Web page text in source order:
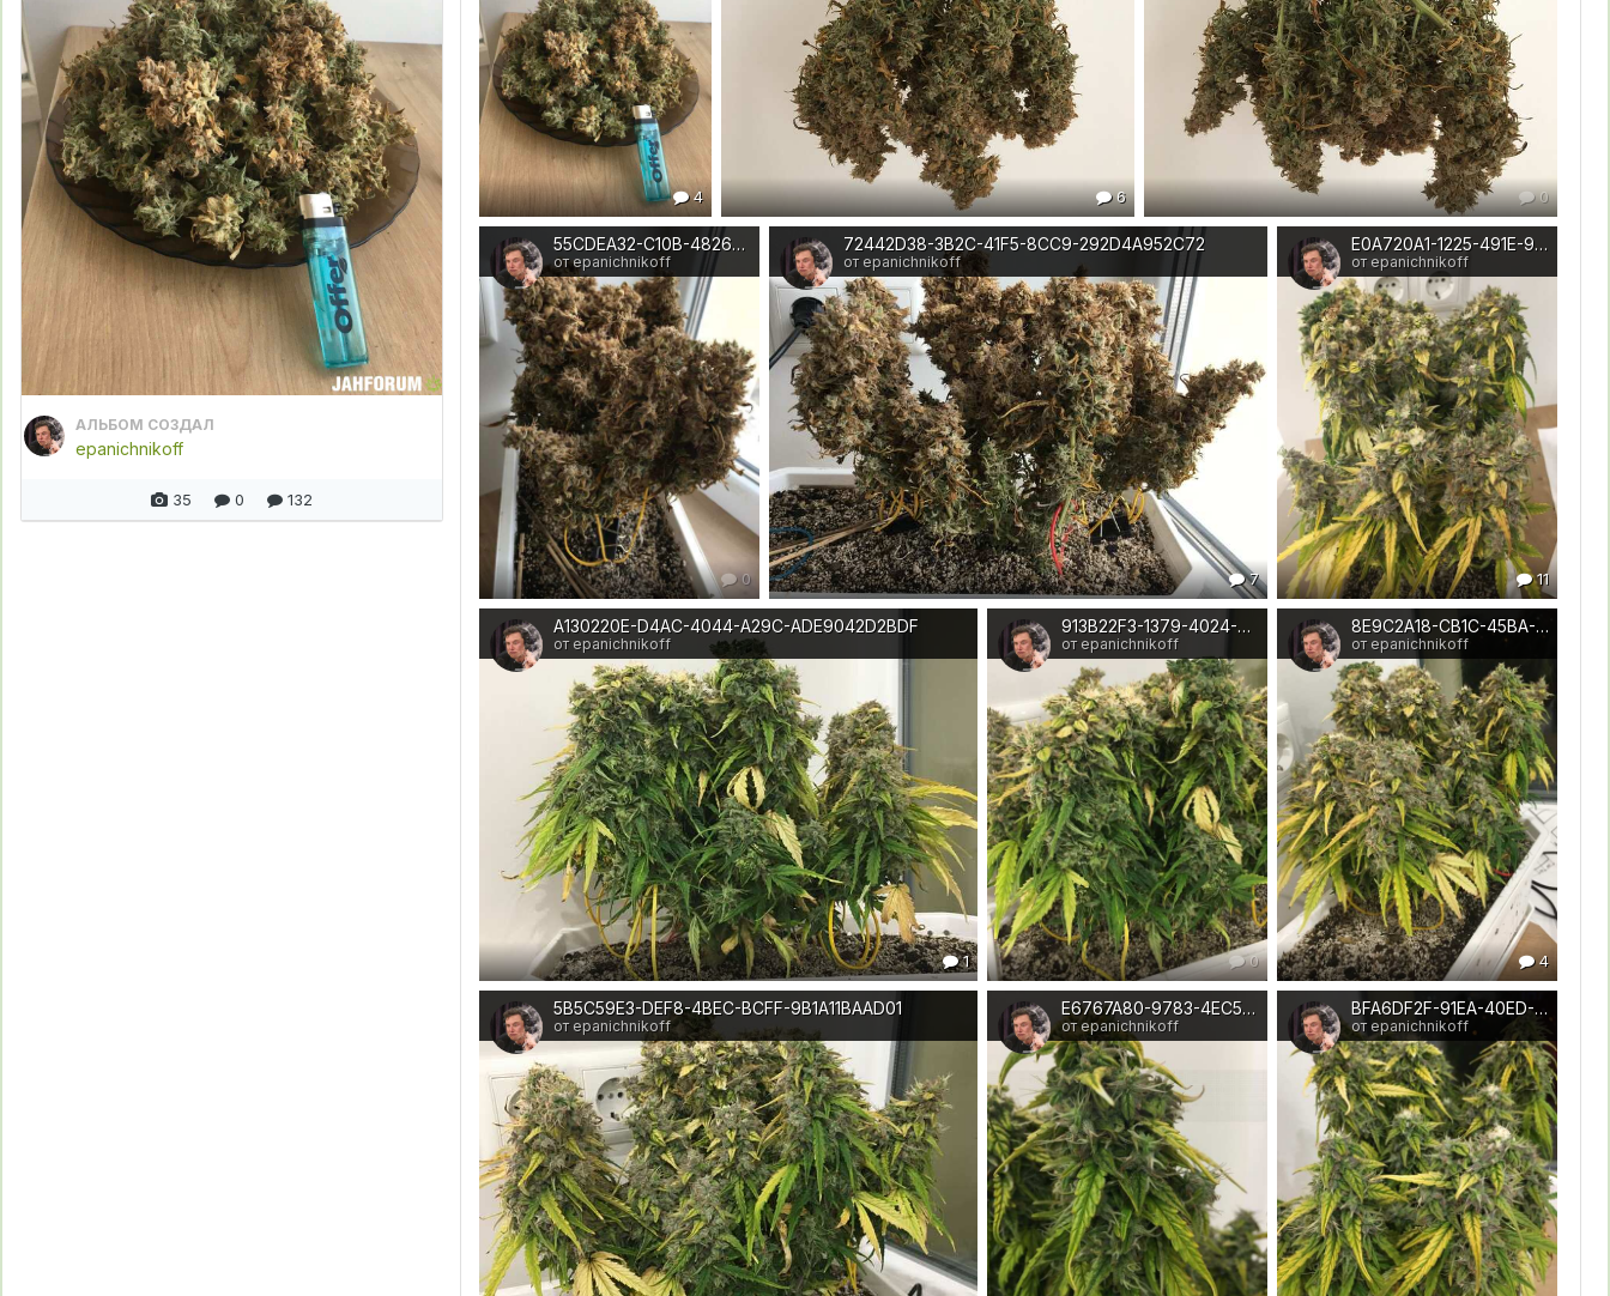
АЛЬБОМ СОЗДАЛ
epanichnikoff
35 0 132
4 6 0
55CDEA32-C10B-4826-B0D3-1D1A25A524DA
от epanichnikoff
0
72442D38-3B2C-41F5-8CC9-292D4A952C72
от epanichnikoff
7
E0A720A1-1225-491E-9770-9A45BAB2822B
от epanichnikoff
11
A130220E-D4AC-4044-A29C-ADE9042D2BDF
от epanichnikoff
1
913B22F3-1379-4024-BC34-AA26B3BA857B
от epanichnikoff
0
8E9C2A18-CB1C-45BA-92F8-93387F56FF09
от epanichnikoff
4
5B5C59E3-DEF8-4BEC-BCFF-9B1A11BAAD01
от epanichnikoff
E6767A80-9783-4EC5-B46D-A0D8B3B74313
от epanichnikoff
BFA6DF2F-91EA-40ED-B9CD-34A2534AF972
от epanichnikoff